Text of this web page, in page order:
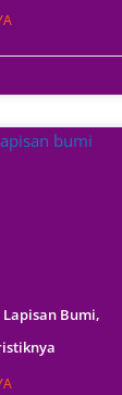
Bumi,